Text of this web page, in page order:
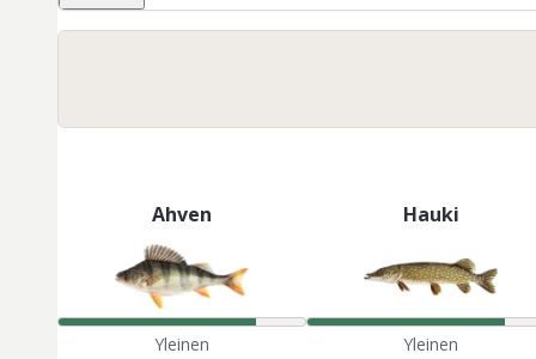
Ahven
Yleinen
Hauki
Yleinen